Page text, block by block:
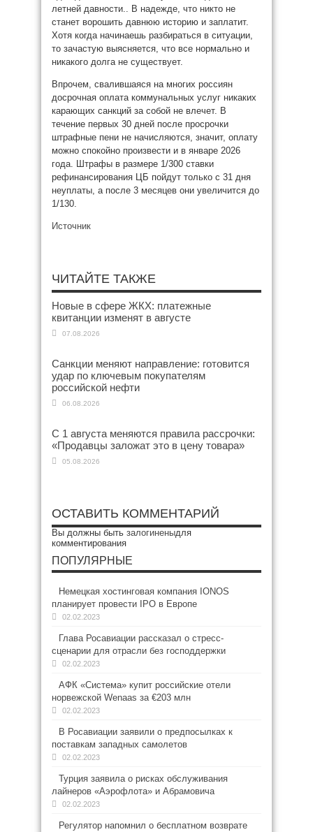
летней давности.. В надежде, что никто не
станет ворошить давнюю историю и заплатит.
Хотя когда начинаешь разбираться в ситуации,
то зачастую выясняется, что все нормально и
никакого долга не существует.
Впрочем, свалившаяся на многих россиян
досрочная оплата коммунальных услуг никаких
карающих санкций за собой не влечет. В
течение первых 30 дней после просрочки
штрафные пени не начисляются, значит, оплату
можно спокойно произвести и в январе 2026
года. Штрафы в размере 1/300 ставки
рефинансирования ЦБ пойдут только с 31 дня
неуплаты, а после 3 месяцев они увеличится до
1/130.
Источник
ЧИТАЙТЕ ТАКЖЕ
Новые в сфере ЖКХ: платежные
квитанции изменят в августе
07.08.2026
Санкции меняют направление: готовится
удар по ключевым покупателям
российской нефти
06.08.2026
С 1 августа меняются правила рассрочки:
«Продавцы заложат это в цену товара»
05.08.2026
ОСТАВИТЬ КОММЕНТАРИЙ
Вы должны быть залогиненыдля
комментирования
ПОПУЛЯРНЫЕ
Немецкая хостинговая компания IONOS
планирует провести IPO в Европе
02.02.2023
Глава Росавиации рассказал о стресс-
сценарии для отрасли без господдержки
02.02.2023
АФК «Система» купит российские отели
норвежской Wenaas за €203 млн
02.02.2023
В Росавиации заявили о предпосылках к
поставкам западных самолетов
02.02.2023
Турция заявила о рисках обслуживания
лайнеров «Аэрофлота» и Абрамовича
02.02.2023
Регулятор напомнил о бесплатном возврате